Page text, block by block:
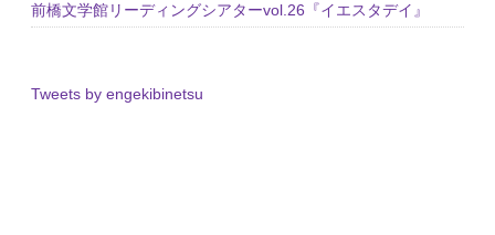
前橋文学館リーディングシアターvol.26『イエスタデイ』
Tweets by engekibinetsu